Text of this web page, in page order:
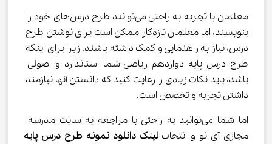
معلمان با تجربه به راحتی می‌توانند طرح درس‌های خود را
بنویسند، اما معلمان تازه‌کار ممکن است برای نوشتن طرح
درس، نیاز به راهنمایی و کمک داشته باشند. زیرا برای اینکه
طرح درس پایه دوازدهم ریاضی شما استاندارد و اصولی
باشد، باید نکات زیادی را رعایت کنید که دانستن آنها نیازمند
داشتن تجربه و تخصص است.
اما شما می‌توانید به راحتی با مراجعه به سایت مدرسه
مجازی آی نو و انتخاب لینک دانلود نمونه طرح درس پایه